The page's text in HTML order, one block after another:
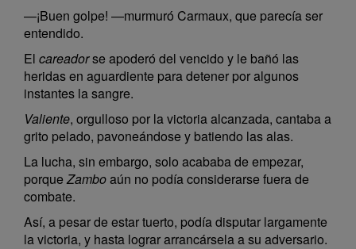
—¡Buen golpe! —murmuró Carmaux, que parecía ser
entendido.
El careadorse apoderó del vencido y le bañó las
heridas en aguardiente para detener por algunos
instantes la sangre.
Valiente, orgulloso por la victoria alcanzada, cantaba a
grito pelado, pavoneándose y batiendo las alas.
La lucha, sin embargo, solo acababa de empezar,
porqueZamboaún no podía considerarse fuera de
combate.
Así, a pesar de estar tuerto, podía disputar largamente
la victoria, y hasta lograr arrancársela a su adversario.